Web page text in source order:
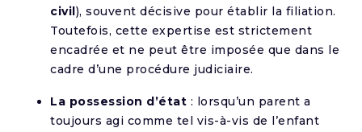
civil), souvent décisive pour établir la filiation.
Toutefois, cette expertise est strictement
encadrée et ne peut être imposée que dans le
cadre d’une procédure judiciaire.
La possession d’état : lorsqu’un parent a
toujours agi comme tel vis-à-vis de l’enfant